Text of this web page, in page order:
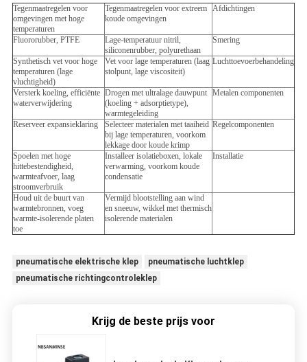
Tegenmaatregelen voor
omgevingen met hoge
temperaturen
Tegenmaatregelen voor extreem
koude omgevingen
Afdichtingen
Fluororubber, PTFE
Lage-temperatuur nitril,
siliconenrubber, polyurethaan
Smering
Synthetisch vet voor hoge
temperaturen (lage
vluchtigheid)
Vet voor lage temperaturen (laag
stolpunt, lage viscositeit)
Luchttoevoerbehandeling
Versterk koeling, efficiënte
waterverwijdering
Drogen met ultralage dauwpunt
(koeling + adsorptietype),
warmtegeleiding
Metalen componenten
Reserveer expansieklaring
Selecteer materialen met taaiheid
bij lage temperaturen, voorkom
lekkage door koude krimp
Regelcomponenten
Spoelen met hoge
hittebestendigheid,
warmteafvoer, laag
stroomverbruik
Installeer isolatieboxen, lokale
verwarming, voorkom koude
condensatie
Installatie
Houd uit de buurt van
warmtebronnen, voeg
warmte-isolerende platen
toe
Vermijd blootstelling aan wind
en sneeuw, wikkel met thermisch
isolerende materialen
pneumatische elektrische klep
pneumatische luchtklep
pneumatische richtingcontroleklep
Krijg de beste prijs voor